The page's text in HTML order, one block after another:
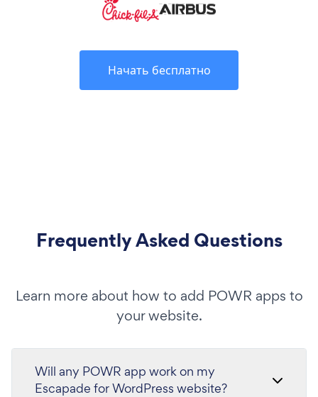
Начать бесплатно
Frequently Asked Questions
Learn more about how to add POWR apps to
your website.
Will any POWR app work on my
Escapade for WordPress website?